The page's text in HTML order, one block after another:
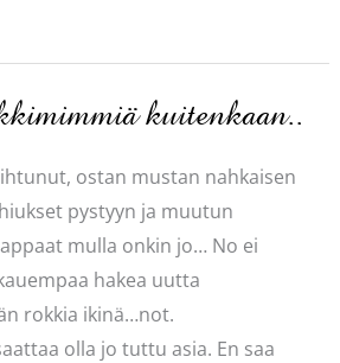
kuitenkaan..
ostan mustan nahkaisen
pystyyn ja muutun
mulla onkin jo… No ei
hakea uutta
rokkia ikinä…not.
olla jo tuttu asia. En saa